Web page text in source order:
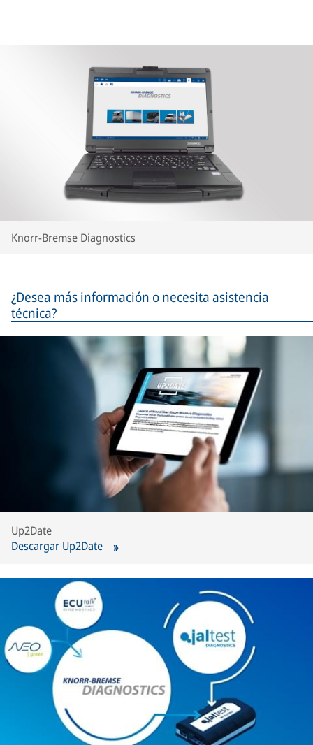
Knorr-Bremse Diagnostics
¿Desea más información o necesita asistencia
técnica?
Up2Date
Descargar Up2Date